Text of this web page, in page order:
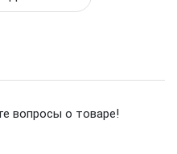
вопросы о товаре!